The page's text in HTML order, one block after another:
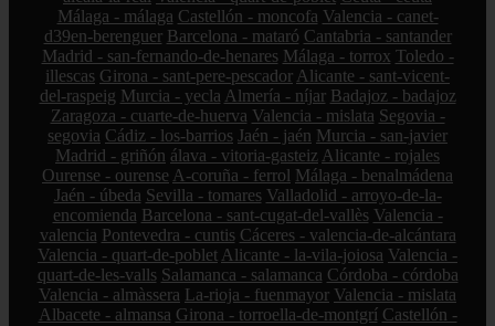
Málaga - málaga Castellón - moncofa Valencia - canet-
d39en-berenguer Barcelona - mataró Cantabria - santander
Madrid - san-fernando-de-henares Málaga - torrox Toledo -
illescas Girona - sant-pere-pescador Alicante - sant-vicent-
del-raspeig Murcia - yecla Almería - níjar Badajoz - badajoz
Zaragoza - cuarte-de-huerva Valencia - mislata Segovia -
segovia Cádiz - los-barrios Jaén - jaén Murcia - san-javier
Madrid - griñón álava - vitoria-gasteiz Alicante - rojales
Ourense - ourense A-coruña - ferrol Málaga - benalmádena
Jaén - úbeda Sevilla - tomares Valladolid - arroyo-de-la-
encomienda Barcelona - sant-cugat-del-vallès Valencia -
valencia Pontevedra - cuntis Cáceres - valencia-de-alcántara
Valencia - quart-de-poblet Alicante - la-vila-joiosa Valencia -
quart-de-les-valls Salamanca - salamanca Córdoba - córdoba
Valencia - almàssera La-rioja - fuenmayor Valencia - mislata
Albacete - almansa Girona - torroella-de-montgrí Castellón -